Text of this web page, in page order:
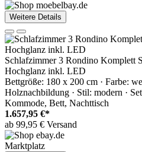
Weitere Details
Schlafzimmer 3 Rondino Komplett
Hochglanz inkl. LED
Bettgröße: 180 x 200 cm · Farbe:
Holznachbildung · Stil: modern ·
Kommode, Bett, Nachttisch
1.657,95 €*
ab 99,95 € Versand
Marktplatz